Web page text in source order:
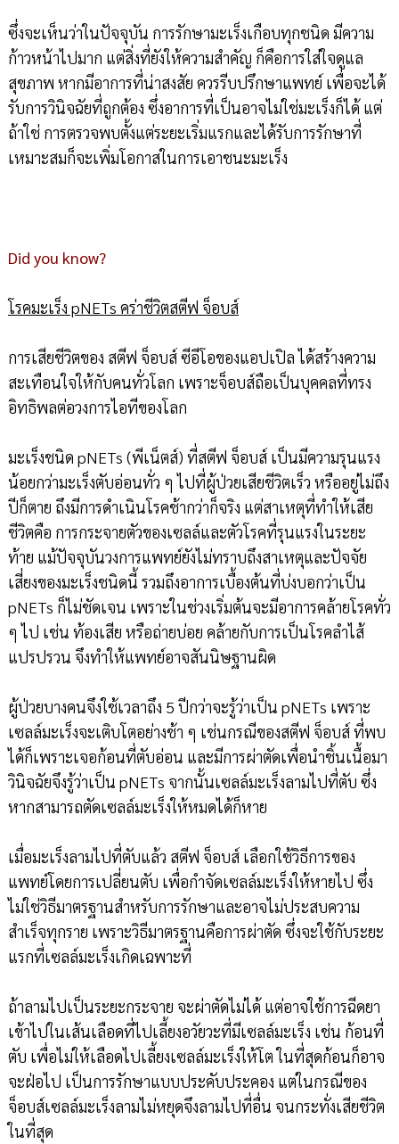
ซึ่งจะเห็นว่าในปัจจุบัน การรักษามะเร็งเกือบทุกชนิด มีความ
ก้าวหน้าไปมาก แต่สิ่งที่ยังให้ความสำคัญ ก็คือการใส่ใจดูแล
สุขภาพ หากมีอาการที่น่าสงสัย ควรรีบปรึกษาแพทย์ เพื่อจะได้
รับการวินิจฉัยที่ถูกต้อง ซึ่งอาการที่เป็นอาจไม่ใช่มะเร็งก็ได้ แต่
ถ้าใช่ การตรวจพบตั้งแต่ระยะเริ่มแรกและได้รับการรักษาที่
เหมาะสมก็จะเพิ่มโอกาสในการเอาชนะมะเร็ง
Did you know?
โรคมะเร็ง pNETs คร่าชีวิตสตีฟ จ็อบส์
การเสียชีวิตของ สตีฟ จ็อบส์ ซีอีโอของแอปเปิล ได้สร้างความ
สะเทือนใจให้กับคนทั่วโลก เพราะจ็อบส์ถือเป็นบุคคลที่ทรง
อิทธิพลต่อวงการไอทีของโลก
มะเร็งชนิด pNETs (พีเน็ตส์) ที่สตีฟ จ็อบส์ เป็นมีความรุนแรง
น้อยกว่ามะเร็งตับอ่อนทั่ว ๆ ไปที่ผู้ป่วยเสียชีวิตเร็ว หรืออยู่ไม่ถึง
ปีก็ตาย ถึงมีการดำเนินโรคช้ากว่าก็จริง แต่สาเหตุที่ทำให้เสีย
ชีวิตคือ การกระจายตัวของเซลล์และตัวโรคที่รุนแรงในระยะ
ท้าย แม้ปัจจุบันวงการแพทย์ยังไม่ทราบถึงสาเหตุและปัจจัย
เสี่ยงของมะเร็งชนิดนี้ รวมถึงอาการเบื้องต้นที่บ่งบอกว่าเป็น
pNETs ก็ไม่ชัดเจน เพราะในช่วงเริ่มต้นจะมีอาการคล้ายโรคทั่ว
ๆ ไป เช่น ท้องเสีย หรือถ่ายบ่อย คล้ายกับการเป็นโรคลำไส้
แปรปรวน จึงทำให้แพทย์อาจสันนิษฐานผิด
ผู้ป่วยบางคนจึงใช้เวลาถึง 5 ปีกว่าจะรู้ว่าเป็น pNETs เพราะ
เซลล์มะเร็งจะเติบโตอย่างช้า ๆ เช่นกรณีของสตีฟ จ็อบส์ ที่พบ
ได้ก็เพราะเจอก้อนที่ตับอ่อน และมีการผ่าตัดเพื่อนำชิ้นเนื้อมา
วินิจฉัยจึงรู้ว่าเป็น pNETs จากนั้นเซลล์มะเร็งลามไปที่ตับ ซึ่ง
หากสามารถตัดเซลล์มะเร็งให้หมดได้ก็หาย
เมื่อมะเร็งลามไปที่ตับแล้ว สตีฟ จ็อบส์ เลือกใช้วิธีการของ
แพทย์โดยการเปลี่ยนตับ เพื่อกำจัดเซลล์มะเร็งให้หายไป ซึ่ง
ไม่ใช่วิธีมาตรฐานสำหรับการรักษาและอาจไม่ประสบความ
สำเร็จทุกราย เพราะวิธีมาตรฐานคือการผ่าตัด ซึ่งจะใช้กับระยะ
แรกที่เซลล์มะเร็งเกิดเฉพาะที่
ถ้าลามไปเป็นระยะกระจาย จะผ่าตัดไม่ได้ แต่อาจใช้การฉีดยา
เข้าไปในเส้นเลือดที่ไปเลี้ยงอวัยวะที่มีเซลล์มะเร็ง เช่น ก้อนที่
ตับ เพื่อไม่ให้เลือดไปเลี้ยงเซลล์มะเร็งให้โต ในที่สุดก้อนก็อาจ
จะฝ่อไป เป็นการรักษาแบบประคับประคอง แต่ในกรณีของ
จ็อบส์เซลล์มะเร็งลามไม่หยุดจึงลามไปที่อื่น จนกระทั่งเสียชีวิต
ในที่สุด